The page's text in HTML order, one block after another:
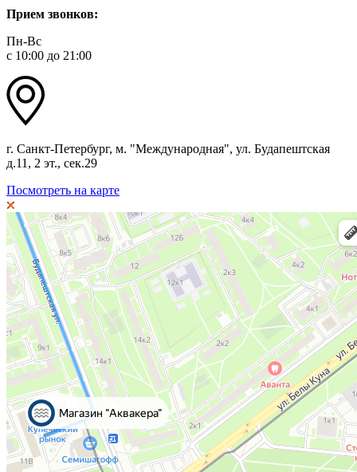
Прием звонков:
Пн-Вс
с 10:00 до 21:00
г. Санкт-Петербург, м. "Международная", ул. Будапештская
д.11, 2 эт., сек.29
Посмотреть на карте